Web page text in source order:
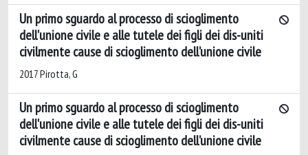
Un primo sguardo al processo di scioglimento
dell'unione civile e alle tutele dei figli dei dis-uniti
civilmente cause di scioglimento dell’unione civile
2017 Pirotta, G
Un primo sguardo al processo di scioglimento
dell'unione civile e alle tutele dei figli dei dis-uniti
civilmente cause di scioglimento dell’unione civile